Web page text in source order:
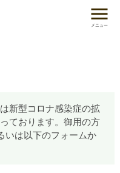
メニュー
新型コロナ感染症の拡
ております。御用の方
いは以下のフォームか